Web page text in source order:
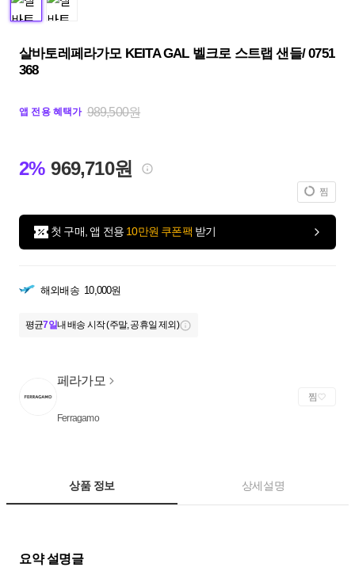
살바토레페라가모 KEITA GAL 벨크로 스트랩 샌들/ 0751
368
앱 전용 혜택가 989,500원
2% 969,710원
찜
첫 구매, 앱 전용 10만원 쿠폰팩 받기
해외배송 10,000원
평균7일내 배송 시작 (주말, 공휴일 제외)
페라가모
Ferragamo
찜
상품 정보 상세설명
요약 설명글